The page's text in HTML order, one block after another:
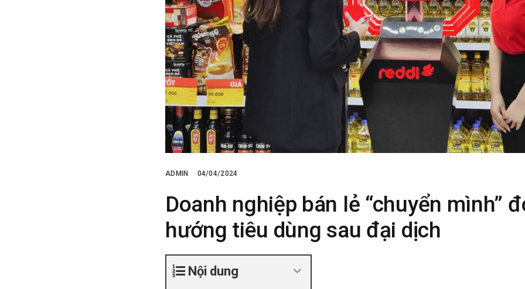
ADMIN 04/04/2024
Doanh nghiệp bán lẻ “chuyển mình”
hướng tiêu dùng sau đại dịch
Nội dung